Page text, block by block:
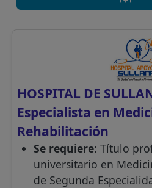
HOSPITAL DE
Especialista en
Rehabilitación
Se requiere: Título
universitario en
de Segunda